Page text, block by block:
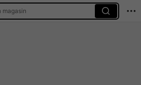
magasin
event accessories